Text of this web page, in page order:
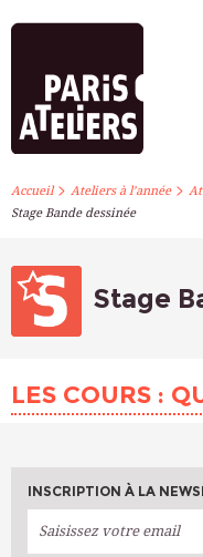
Accueil> Ateliers à l’année>
Stage Bande dessinée
Stage
LES COURS :
INSCRIPTION À LA